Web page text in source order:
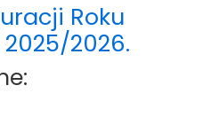
Roku
2026.